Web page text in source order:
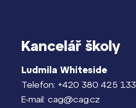
Kancelář školy
Ludmila Whiteside
Telefon: +420 380 425 133
E-mail: cag@cag.cz